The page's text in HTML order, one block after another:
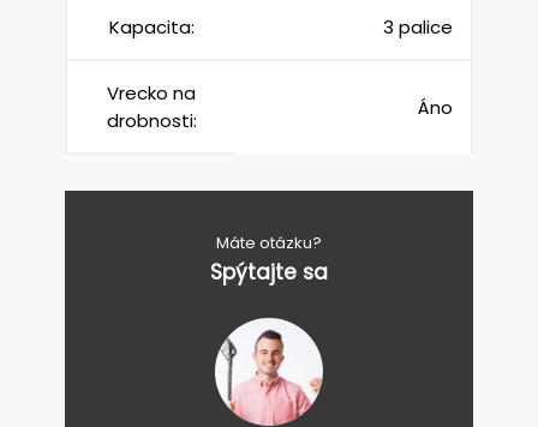
Kapacita: 3 palice
Vrecko na
drobnosti:
Áno
Máte otázku?
Spýtajte sa